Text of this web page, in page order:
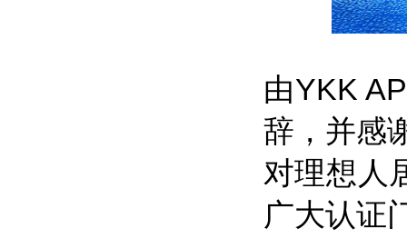
由YKK
辞，并感
对理想人
广大认证